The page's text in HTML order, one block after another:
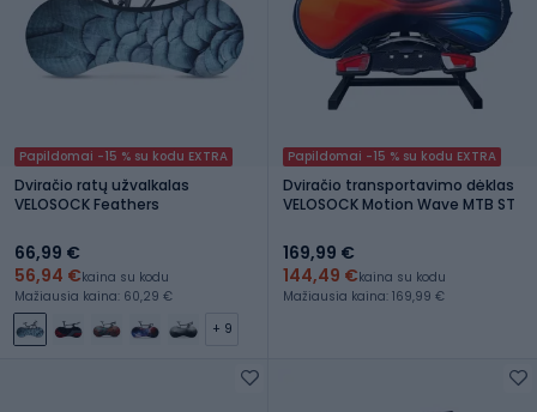
Papildomai -15 % su kodu EXTRA
Dviračio ratų užvalkalas
VELOSOCK Feathers
66,99 €
56,94 €kaina su kodu
Mažiausia kaina: 60,29 €
+ 9
Papildomai -15 % su kodu EXTRA
Dviračio transportavimo dėklas
VELOSOCK Motion Wave MTB ST
169,99 €
144,49 €kaina su kodu
Mažiausia kaina: 169,99 €